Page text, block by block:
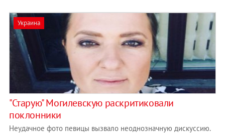
Украина
"Старую" Могилевскую раскритиковали
поклонники
Неудачное фото певицы вызвало неоднозначную дискуссию.